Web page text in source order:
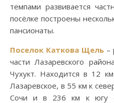
темпами развивается
посёлке построены
пансионаты.
Поселок Каткова Щель –
части Лазаревского
Чухукт. Находится в 12
Лазаревское, в 55 км к
Сочи и в 236 км к югу